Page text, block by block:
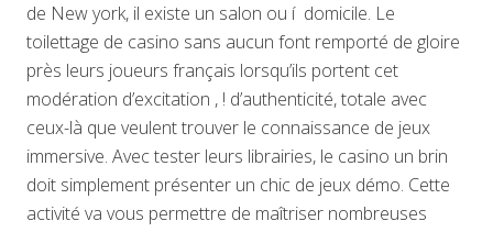
de New york, il existe un salon ou í domicile. Le
toilettage de casino sans aucun font remporté de gloire
près leurs joueurs français lorsqu’ils portent cet
modération d’excitation , ! d’authenticité, totale avec
ceux-là que veulent trouver le connaissance de jeux
immersive. Avec tester leurs librairies, le casino un brin
doit simplement présenter un chic de jeux démo. Cette
activité va vous permettre de maîtriser nombreuses